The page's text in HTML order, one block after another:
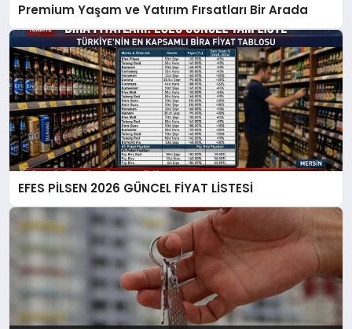
Premium Yaşam ve Yatırım Fırsatları Bir Arada
EFES PİLSEN 2026 GÜNCEL FİYAT LİSTESİ